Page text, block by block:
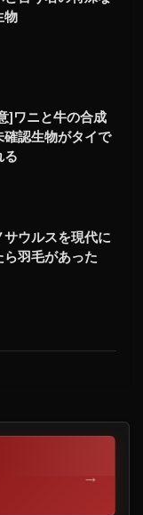
物
]ワニと牛の合成
確認生物がタイで
る
サウルスを現代に
ら羽毛があった
→